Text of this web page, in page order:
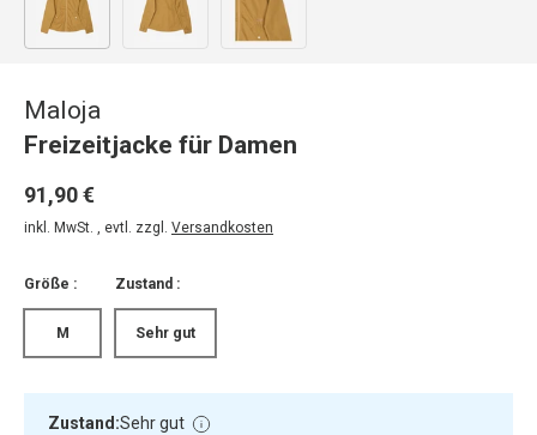
Bild 1 in Galerieansicht laden
Maloja
Freizeitjacke für Damen
91,90 €
inkl. MwSt. , evtl. zzgl. Versandkosten
Größe :
M
Zustand :
Sehr gut
Zustand:Sehr gut